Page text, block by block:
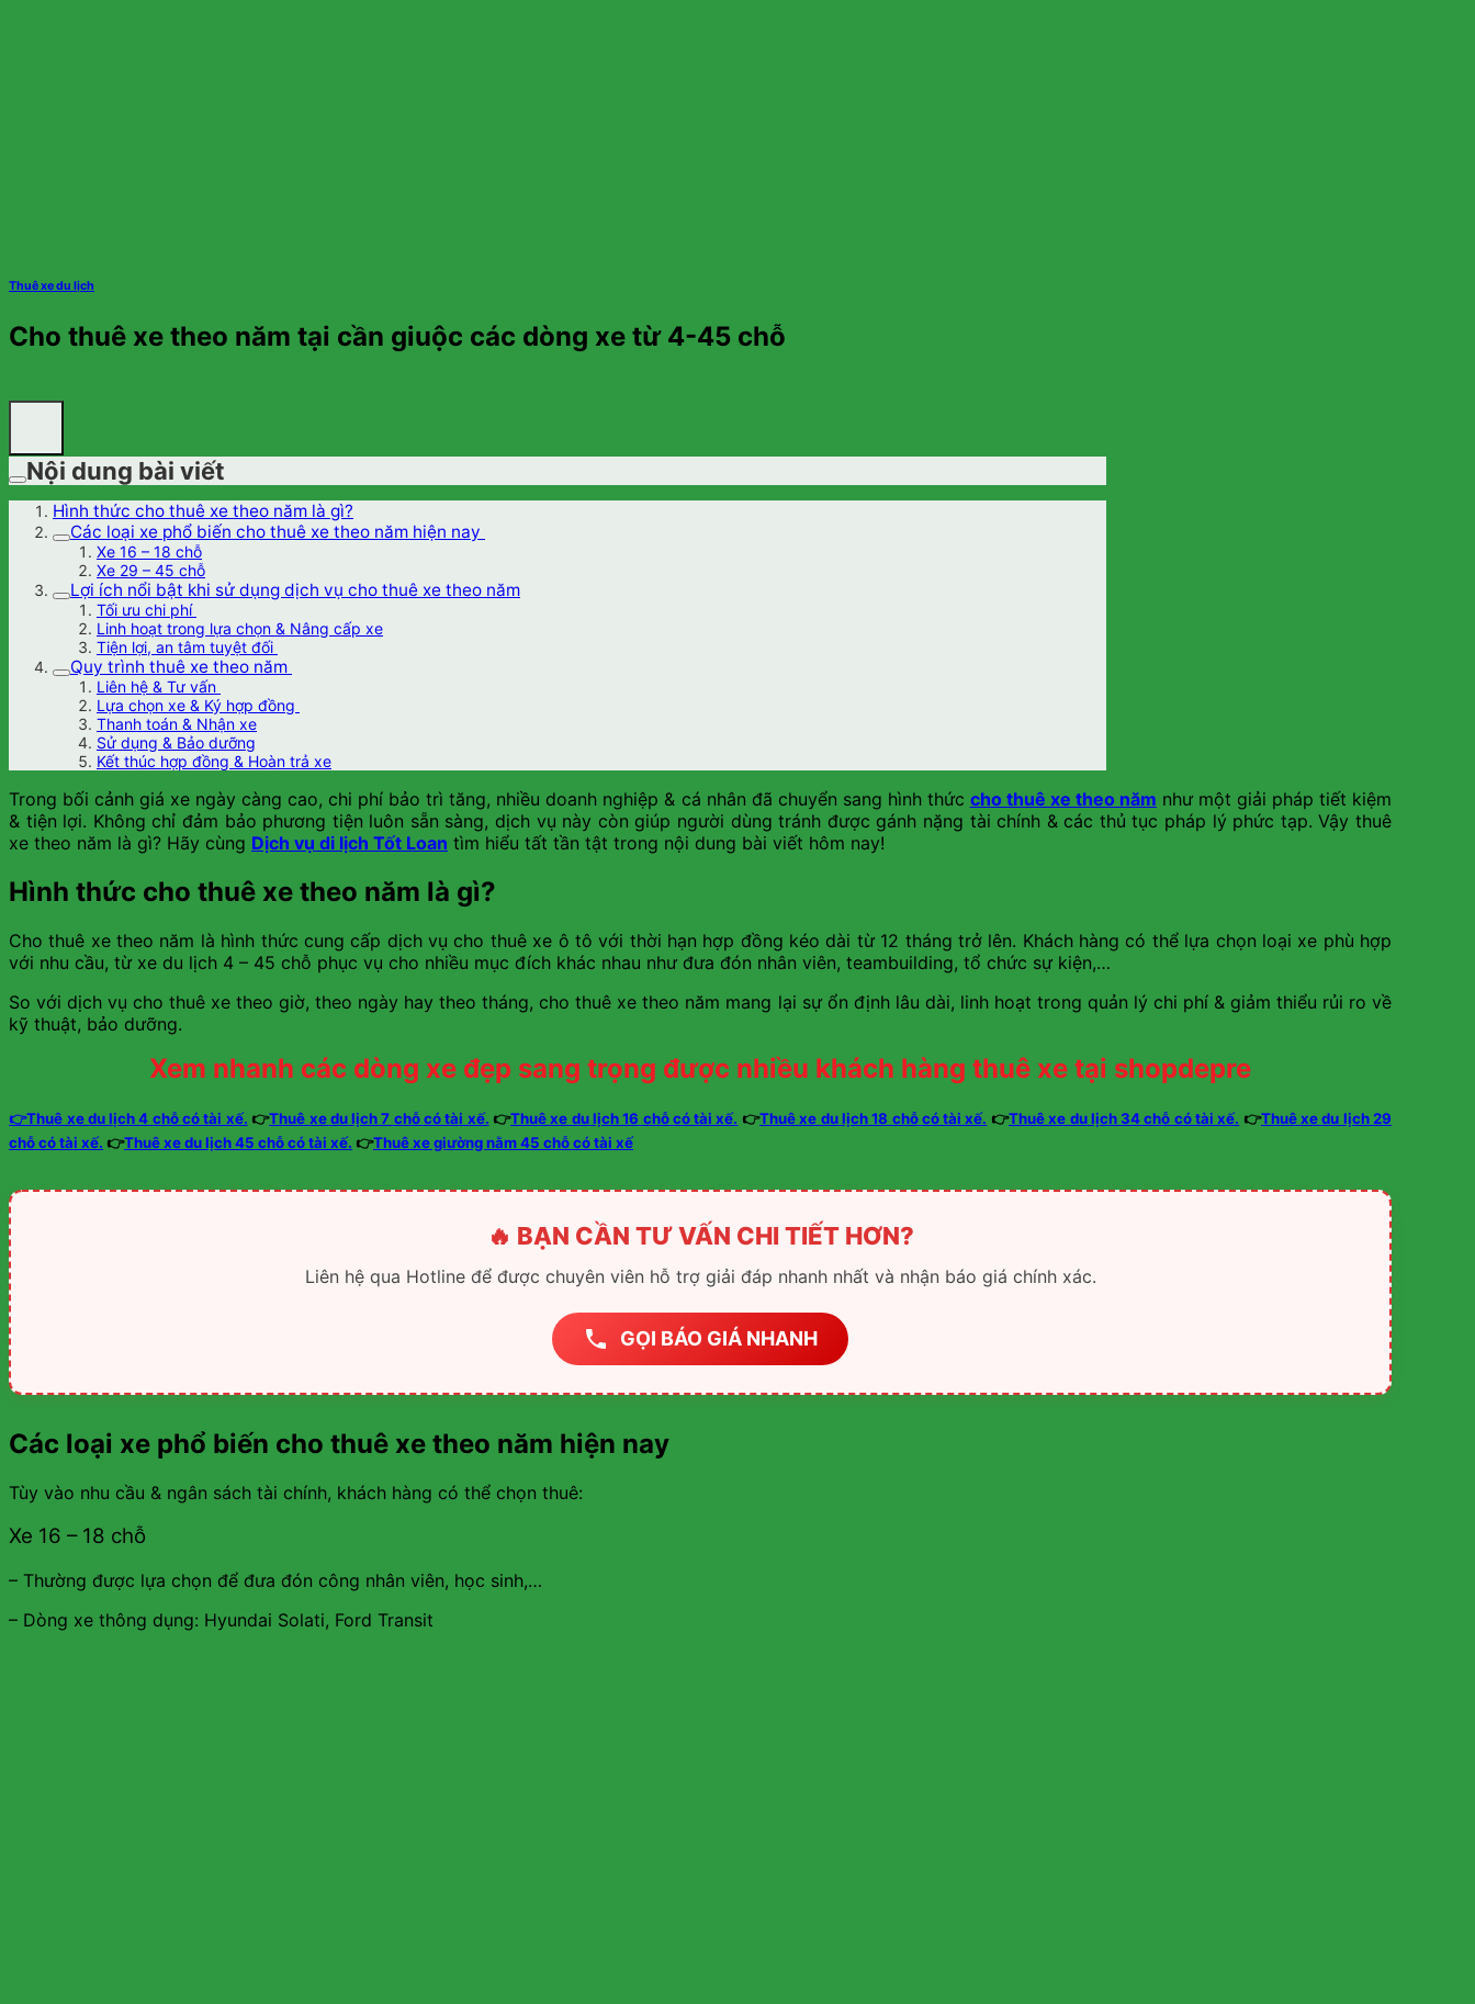
Thuê xe du lịch
Cho thuê xe theo năm tại cần giuộc các dòng xe từ 4-45 chỗ
Nội dung bài viết
Hình thức cho thuê xe theo năm là gì?
Các loại xe phổ biến cho thuê xe theo năm hiện nay
Xe 16 – 18 chỗ
Xe 29 – 45 chỗ
Lợi ích nổi bật khi sử dụng dịch vụ cho thuê xe theo năm
Tối ưu chi phí
Linh hoạt trong lựa chọn & Nâng cấp xe
Tiện lợi, an tâm tuyệt đối
Quy trình thuê xe theo năm
Liên hệ & Tư vấn
Lựa chọn xe & Ký hợp đồng
Thanh toán & Nhận xe
Sử dụng & Bảo dưỡng
Kết thúc hợp đồng & Hoàn trả xe
Trong bối cảnh giá xe ngày càng cao, chi phí bảo trì tăng, nhiều doanh nghiệp & cá nhân đã chuyển sang hình thức cho thuê xe theo năm như một giải pháp tiết kiệm
& tiện lợi. Không chỉ đảm bảo phương tiện luôn sẵn sàng, dịch vụ này còn giúp người dùng tránh được gánh nặng tài chính & các thủ tục pháp lý phức tạp. Vậy thuê
xe theo năm là gì? Hãy cùng Dịch vụ di lịch Tốt Loan tìm hiểu tất tần tật trong nội dung bài viết hôm nay!
Hình thức cho thuê xe theo năm là gì?
Cho thuê xe theo năm là hình thức cung cấp dịch vụ cho thuê xe ô tô với thời hạn hợp đồng kéo dài từ 12 tháng trở lên. Khách hàng có thể lựa chọn loại xe phù hợp
với nhu cầu, từ xe du lịch 4 – 45 chỗ phục vụ cho nhiều mục đích khác nhau như đưa đón nhân viên, teambuilding, tổ chức sự kiện,…
So với dịch vụ cho thuê xe theo giờ, theo ngày hay theo tháng, cho thuê xe theo năm mang lại sự ổn định lâu dài, linh hoạt trong quản lý chi phí & giảm thiểu rủi ro về
kỹ thuật, bảo dưỡng.
Xem nhanh các dòng xe đẹp sang trọng được nhiều khách hàng thuê xe tại shopdepre
👉Thuê xe du lịch 4 chỗ có tài xế. 👉Thuê xe du lịch 7 chỗ có tài xế. 👉Thuê xe du lịch 16 chỗ có tài xế. 👉Thuê xe du lịch 18 chỗ có tài xế. 👉Thuê xe du lịch 34 chỗ có tài xế. 👉Thuê xe du lịch 29
chỗ có tài xế. 👉Thuê xe du lịch 45 chỗ có tài xế. 👉Thuê xe giường nằm 45 chỗ có tài xế
🔥 BẠN CẦN TƯ VẤN CHI TIẾT HƠN?
Liên hệ qua Hotline để được chuyên viên hỗ trợ giải đáp nhanh nhất và nhận báo giá chính xác.
GỌI BÁO GIÁ NHANH
Các loại xe phổ biến cho thuê xe theo năm hiện nay
Tùy vào nhu cầu & ngân sách tài chính, khách hàng có thể chọn thuê:
Xe 16 – 18 chỗ
– Thường được lựa chọn để đưa đón công nhân viên, học sinh,…
– Dòng xe thông dụng: Hyundai Solati, Ford Transit